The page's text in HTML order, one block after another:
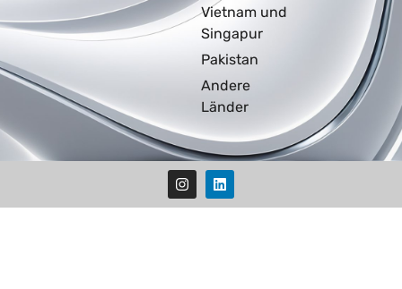
Vietnam und
Singapur
Pakistan
Andere
Länder